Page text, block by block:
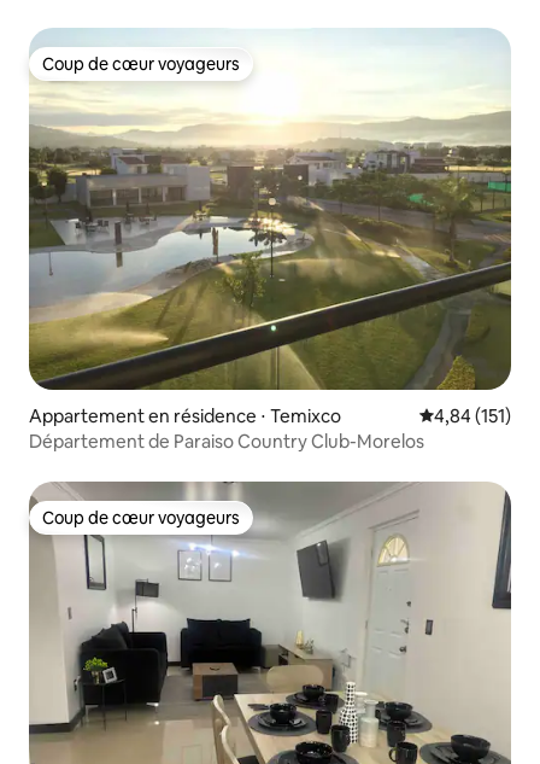
Coup de cœur voyageurs
Coup de cœur voyageurs
Appartement en résidence ⋅ Temixco Évaluation
4,84 (151)
Département de Paraiso Country Club-Morelos
Coup de cœur voyageurs
Coup de cœur voyageurs